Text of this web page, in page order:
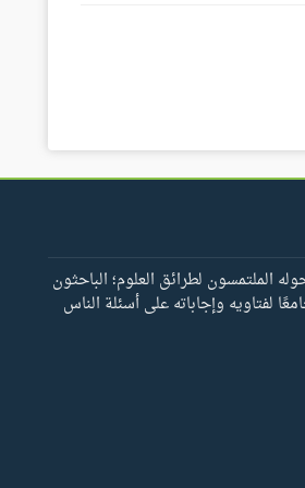
الملتمسون لطرائق العلوم؛ الباحثون
لفتاويه وإجاباته على أسئلة الناس